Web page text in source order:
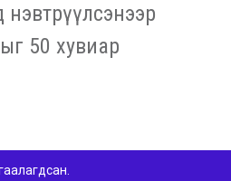
нэвтрүүлсэнээр
50 хувиар